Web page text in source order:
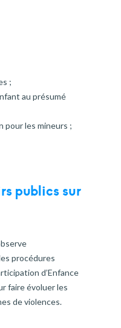
;
au présumé
pour les mineurs ;
publics sur
procédures
d’Enfance
faire évoluer les
de violences.